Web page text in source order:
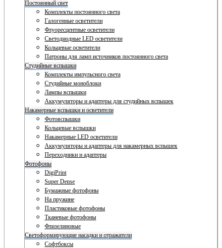
Постоянный свет
Комплекты постоянного света
Галогенные осветители
Флуоресцентные осветители
Светодиодные LED осветители
Кольцевые осветители
Патроны для ламп источников постоянного света
Студийные вспышки
Комплекты импульсного света
Студийные моноблоки
Лампы вспышки
Аккумуляторы и адаптеры для студийных вспышек
Накамерные вспышки и осветители
Фотовспышки
Кольцевые вспышки
Накамерные LED осветители
Аккумуляторы и адаптеры для накамерных вспышек
Переходники и адаптеры
Фотофоны
DigiPrint
Super Dense
Бумажные фотофоны
На пружине
Пластиковые фотофоны
Тканевые фотофоны
Флизелиновые
Светоформирующие насадки и отражатели
Софтбоксы